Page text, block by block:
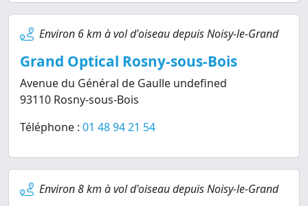
Environ 6 km à vol d'oiseau depuis Noisy-le-Grand
Grand Optical Rosny-sous-Bois
Avenue du Général de Gaulle undefined
93110 Rosny-sous-Bois
Téléphone : 01 48 94 21 54
Environ 8 km à vol d'oiseau depuis Noisy-le-Grand